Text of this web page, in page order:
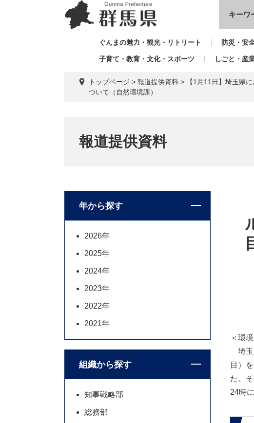
キーワ
ぐんまの魅力・観光・リトリート 防災・安
子育て・教育・文化・スポーツ しごと・産
トップページ > 報道提供資料 >
【1月11日】埼玉県
ついて（自然環境課）
報道提供資料
＜環
埼玉
目）
た。
24時
年から探す
2026年
2025年
2024年
2023年
2022年
2021年
組織から探す
知事戦略部
総務部